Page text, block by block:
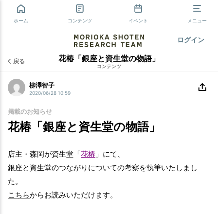
ホーム コンテンツ イベント メニュー
ログイン
戻る 花椿「銀座と資生堂の物語」
コンテンツ
柳澤智子
2020/06/28 10:59
掲載のお知らせ
花椿「銀座と資生堂の物語」
店主・森岡が資生堂「花椿 」にて、
銀座と資生堂のつながりについての考察を執筆いたしまし
た。
こちらからお読みいただけます。